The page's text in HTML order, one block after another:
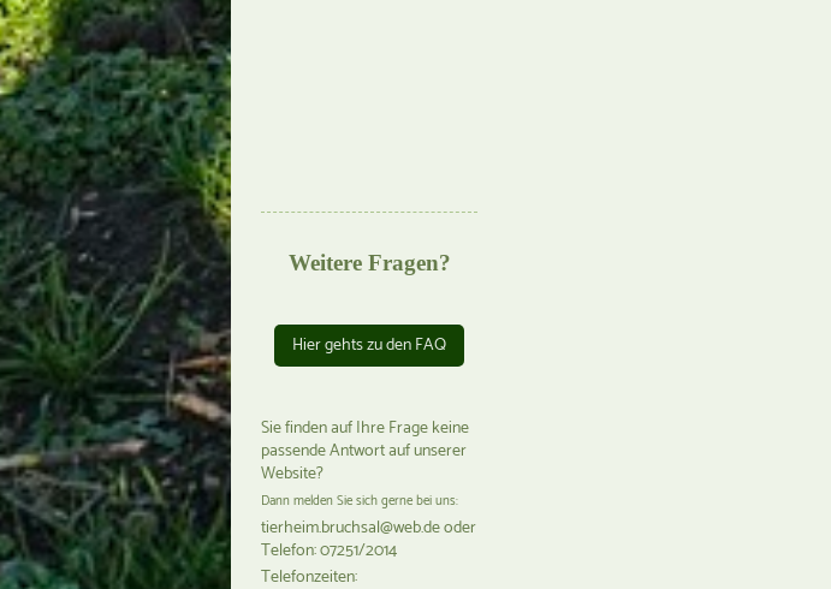
Weitere Fragen?
Hier gehts zu den FAQ
Sie finden auf Ihre Frage keine
passende Antwort auf unserer
Website?
Dann melden Sie sich gerne bei uns:
tierheim.bruchsal@web.de oder
Telefon: 07251/2014
Telefonzeiten: